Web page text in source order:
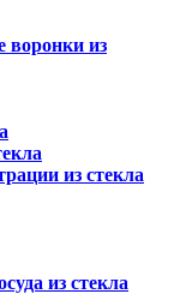
воронки из
из стекла
из стекла